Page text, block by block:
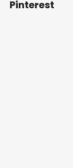
Pinterest